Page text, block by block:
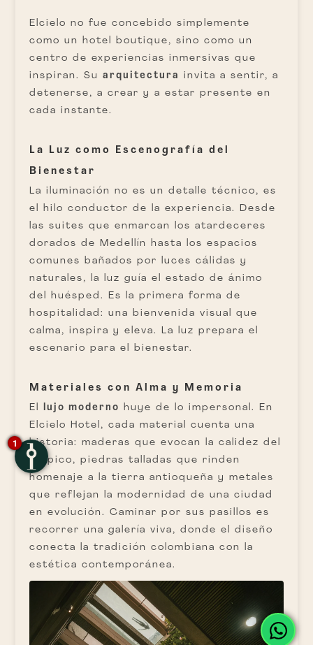
Elcielo no fue concebido simplemente
como un hotel boutique, sino como un
centro de experiencias inmersivas que
inspiran. Suarquitectura invita a sentir, a
detenerse, a crear y a estar presente en
cada instante.
La Luz como Escenografía del
Bienestar
La iluminación no es un detalle técnico, es
el hilo conductor de la experiencia. Desde
las suites que enmarcan los atardeceres
dorados de Medellín hasta los espacios
comunes bañados por luces cálidas y
naturales, la luz guía el estado de ánimo
del huésped. Es la primera forma de
hospitalidad: una bienvenida visual que
calma, inspira y eleva. La luz prepara el
escenario para el bienestar.
Materiales con Alma y Memoria
El
lujo moderno huye de lo impersonal. En
Elcielo Hotel, cada material cuenta una
historia: maderas que evocan la calidez del
trópico, piedras talladas que rinden
homenaje a la tierra antioqueña y metales
que reflejan la modernidad de una ciudad
en evolución. Caminar por sus pasillos es
recorrer una galería viva, donde el diseño
conecta la tradición colombiana con la
estética contemporánea.
1